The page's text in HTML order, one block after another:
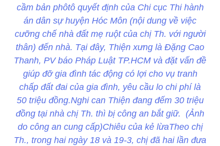
cầm bản phôtô quyết định của Chi cục Thi hành
án dân sự huyện Hóc Môn (nội dung về việc
cưỡng chế nhà đất mẹ ruột của chị Th. với người
thân) đến nhà. Tại đây, Thiện xưng là Đặng Cao
Thanh, PV báo Pháp Luật TP.HCM và đặt vấn đề
giúp đỡ gia đình tác động có lợi cho vụ tranh
chấp đất đai của gia đình, yêu cầu lo chi phí là
50 triệu đồng.Nghi can Thiện đang đếm 30 triệu
đồng tại nhà chị Th. thì bị công an bắt giữ. (Ảnh
do công an cung cấp)Chiêu của kẻ lừaTheo chị
Th., trong hai ngày 18 và 19-3, chị đã hai lần đưa